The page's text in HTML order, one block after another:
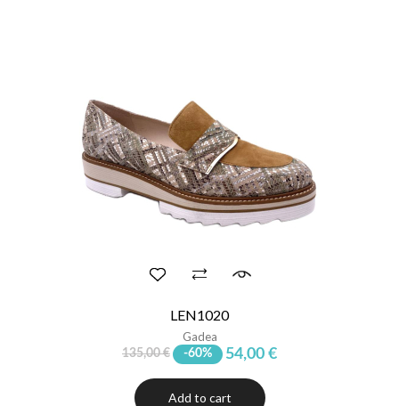
LEN1020
Gadea
135,00 € -60% 54,00 €
Add to cart